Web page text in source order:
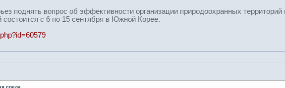
поднять вопрос об эффективности организации природоохранных
с 6 по 15 сентября в Южной Корее.
среда